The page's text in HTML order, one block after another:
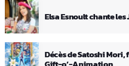
Elsa Esnoult chante les
Décès de Satoshi